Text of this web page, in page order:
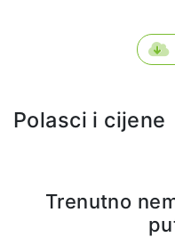
Polasci i cijene
Trenutno